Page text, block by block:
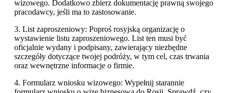
wizowego. Dodatkowo zbierz dokumentację prawną swojego
pracodawcy, jeśli ma to zastosowanie.
3. List zaproszeniowy: Poproś rosyjską organizację o
wystawienie listu zaproszeniowego. List ten musi być
oficjalnie wydany i podpisany, zawierający niezbędne
szczegóły dotyczące twojej podróży, w tym cel, czas trwania
oraz wewnętrzne informacje o firmie.
4. Formularz wniosku wizowego: Wypełnij starannie